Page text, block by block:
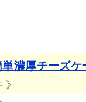
スポンジケーキ！シ
✩スフレチーズケーキ
レーププレーン
濃厚チーズケ